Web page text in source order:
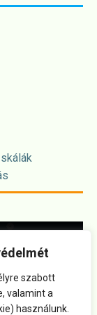
szabott
valamint a
használunk.